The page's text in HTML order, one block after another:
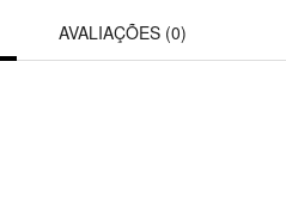
AVALIAÇÕES (0)